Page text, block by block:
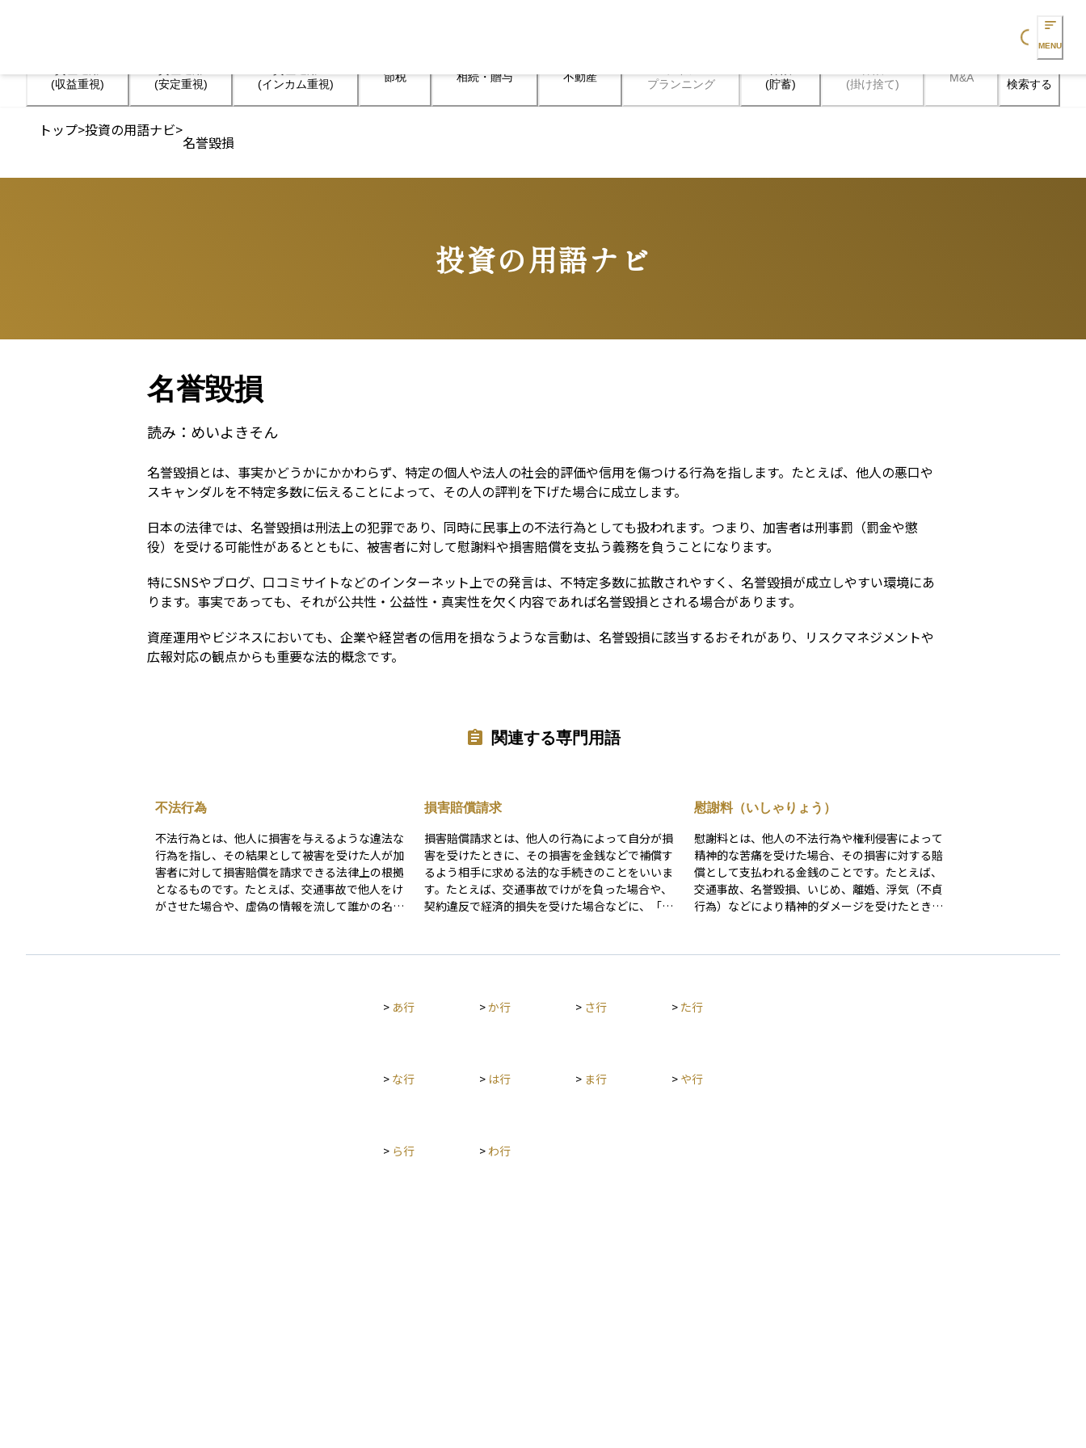
Loading... MENU
(収益重視)
(安定重視)
(インカム重視)
節税 相続・贈与 不動産
プランニング
(貯蓄)
(掛け捨て)
M&A 検索する
トップ>投資の用語ナビ>
名誉毀損
投資の用語ナビ
Terms
名誉毀損
読み： めいよきそん
名誉毀損とは、事実かどうかにかかわらず、特定の個人や法人の社会的評価や信用を傷つける行為を指します。たとえば、他人の悪口や
スキャンダルを不特定多数に伝えることによって、その人の評判を下げた場合に成立します。
日本の法律では、名誉毀損は刑法上の犯罪であり、同時に民事上の不法行為としても扱われます。つまり、加害者は刑事罰（罰金や懲
役）を受ける可能性があるとともに、被害者に対して慰謝料や損害賠償を支払う義務を負うことになります。
特にSNSやブログ、口コミサイトなどのインターネット上での発言は、不特定多数に拡散されやすく、名誉毀損が成立しやすい環境にあ
ります。事実であっても、それが公共性・公益性・真実性を欠く内容であれば名誉毀損とされる場合があります。
資産運用やビジネスにおいても、企業や経営者の信用を損なうような言動は、名誉毀損に該当するおそれがあり、リスクマネジメントや
広報対応の観点からも重要な法的概念です。
関連する専門用語
不法行為
不法行為とは、他人に損害を与えるような違法な
行為を指し、その結果として被害を受けた人が加
害者に対して損害賠償を請求できる法律上の根拠
となるものです。たとえば、交通事故で他人をけ
がさせた場合や、虚偽の情報を流して誰かの名誉
過失があること、損害が発生していること、そし
損害賠償を請求できる期間（時効）も定められて
初心者にとっても、自分の権利を守るために重要
損害賠償請求
損害賠償請求とは、他人の行為によって自分が損
害を受けたときに、その損害を金銭などで補償す
るよう相手に求める法的な手続きのことをいいま
す。たとえば、交通事故でけがを負った場合や、
契約違反で経済的損失を受けた場合などに、「そ
療費や修理費など）だけでなく、精神的な苦痛や
こと、損害が現実に発生したこと、その損害と行
った場合、投資家が損害賠償請求を行うこともあ
慰謝料（いしゃりょう）
慰謝料とは、他人の不法行為や権利侵害によって
精神的な苦痛を受けた場合、その損害に対する賠
償として支払われる金銭のことです。たとえば、
交通事故、名誉毀損、いじめ、離婚、浮気（不貞
行為）などにより精神的ダメージを受けたとき、
為の悪質さ、当事者間の関係性、社会的影響など
対する「損害賠償金」とは異なり、精神的側面に
> あ行 >か行 > さ行 > た行
> な行 > は行 > ま行 > や行
> ら行 > わ行